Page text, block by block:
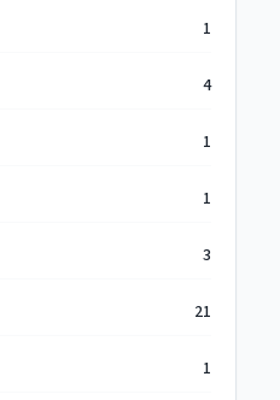
1
4
1
1
3
21
1